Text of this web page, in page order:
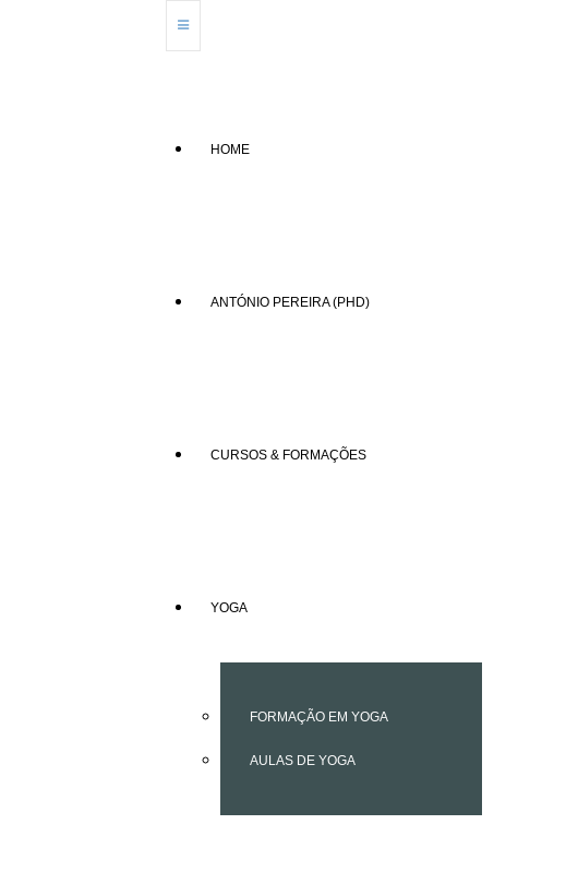
HOME
ANTÓNIO PEREIRA (PHD)
CURSOS & FORMAÇÕES
YOGA
FORMAÇÃO EM YOGA
AULAS DE YOGA